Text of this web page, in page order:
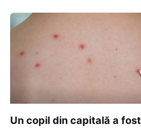
Un copil din capitală a fost